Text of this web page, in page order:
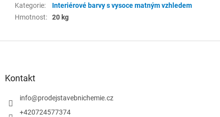
Kategorie:
Interiérové barvy s vysoce matným vzhledem
Hmotnost: 20 kg
Kontakt
info@prodejstavebnichemie.cz
+420724577374